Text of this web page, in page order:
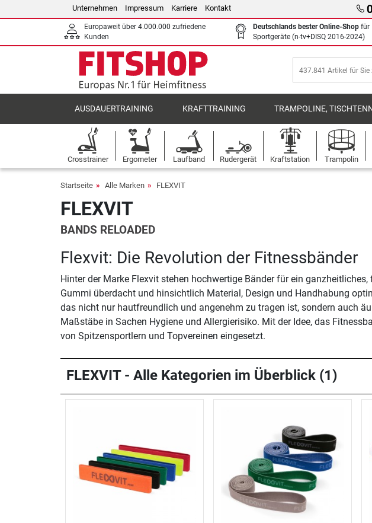
Unternehmen Impressum Karriere Kontakt
Europaweit über 4.000.000 zufriedene
Kunden
Deutschlands bester Online-Shop für
Sportgeräte (n-tv+DISQ 2016-2024)
AUSDAUERTRAINING KRAFTTRAINING TRAMPOLINE,
Crosstrainer Ergometer Laufband Rudergerät Kraftstation Trampolin
Startseite Alle Marken FLEXVIT
FLEXVIT
BANDS RELOADED
Flexvit: Die Revolution der Fitnessbänder
Hinter der Marke Flexvit stehen hochwertige Bänder für ein
Gummi überdacht und hinsichtlich Material, Design und Handhabung
das nicht nur hautfreundlich und angenehm zu tragen ist, sondern auch
Maßstäbe in Sachen Hygiene und Allergierisiko. Mit der Idee, das
von Spitzensportlern und Topvereinen eingesetzt.
FLEXVIT - Alle Kategorien im Überblick (1)